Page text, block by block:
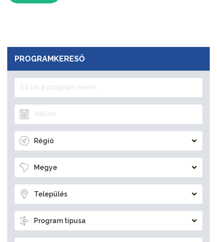
PROGRAMKERESŐ
Régió
Megye
Település
Program típusa